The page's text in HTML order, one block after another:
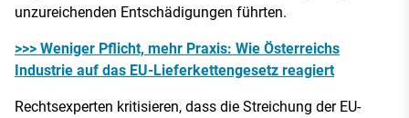
unzureichenden Entschädigungen führten.
>>> Weniger Pflicht, mehr Praxis: Wie Österreichs
Industrie auf das EU-Lieferkettengesetz reagiert
Rechtsexperten kritisieren, dass die Streichung der EU-